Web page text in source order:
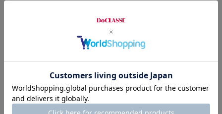
2025.08.07
Dream
カラー：ブラック2
サイズ：F